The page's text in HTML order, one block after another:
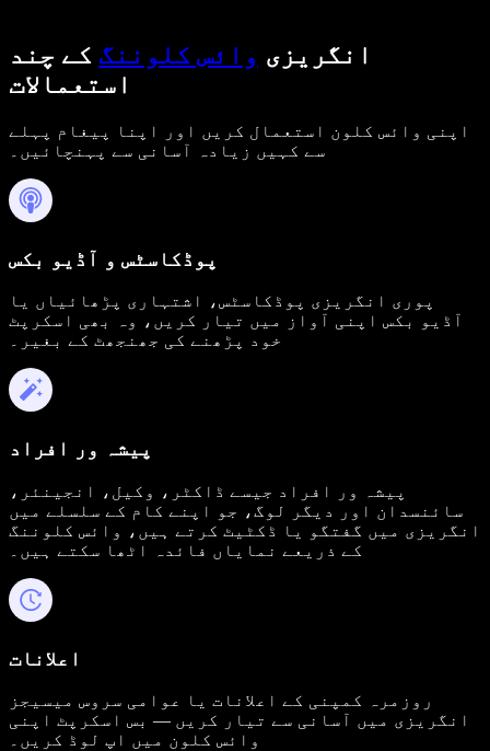
انگریزی وائس کلوننگ کے چند
استعمالات
اپنی وائس کلون استعمال کریں اور اپنا پیغام پہلے
سے کہیں زیادہ آسانی سے پہنچائیں۔
پوڈکاسٹس و آڈیو بکس
پوری انگریزی پوڈکاسٹس، اشتہاری پڑھائیاں یا
آڈیو بکس اپنی آواز میں تیار کریں، وہ بھی اسکرپٹ
خود پڑھنے کی جھنجھٹ کے بغیر۔
پیشہ ور افراد
پیشہ ور افراد جیسے ڈاکٹر، وکیل، انجینئر،
سائنسدان اور دیگر لوگ، جو اپنے کام کے سلسلے میں
انگریزی میں گفتگو یا ڈکٹیٹ کرتے ہیں، وائس کلوننگ
کے ذریعے نمایاں فائدہ اٹھا سکتے ہیں۔
اعلانات
روزمرہ کمپنی کے اعلانات یا عوامی سروس میسیجز
انگریزی میں آسانی سے تیار کریں — بس اسکرپٹ اپنی
وائس کلون میں اپ لوڈ کریں۔